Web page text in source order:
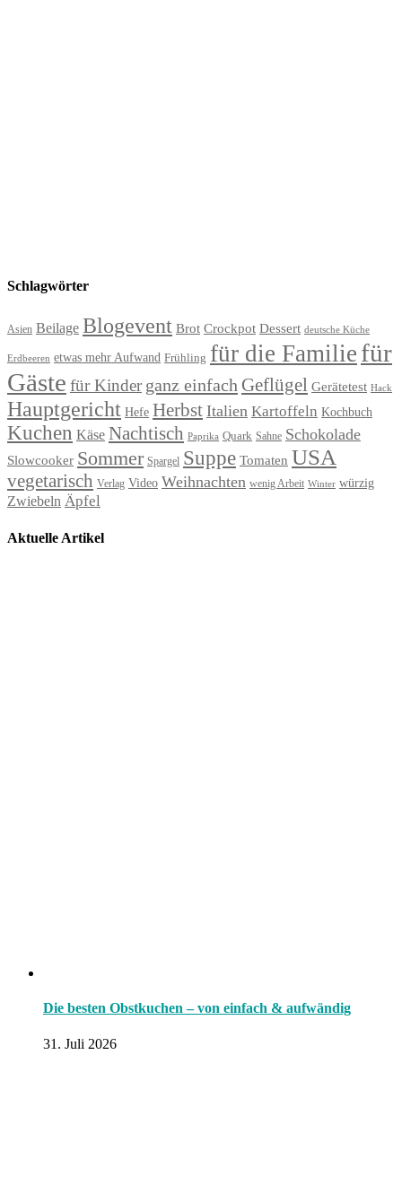
Schlagwörter
Asien Beilage Blogevent Brot Crockpot Dessert deutsche Küche
Erdbeeren etwas mehr Aufwand Frühling für die Familie für
Gäste für Kinder ganz einfach Geflügel Gerätetest Hack
Hauptgericht Hefe Herbst Italien Kartoffeln Kochbuch
Kuchen Käse Nachtisch Paprika Quark Sahne Schokolade
Slowcooker Sommer Spargel Suppe Tomaten USA
vegetarisch Verlag Video Weihnachten wenig Arbeit Winter würzig
Zwiebeln Äpfel
Aktuelle Artikel
Die besten Obstkuchen – von einfach & aufwändig
31. Juli 2026